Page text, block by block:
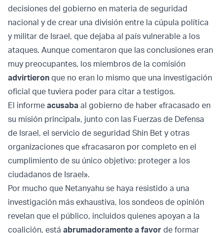
decisiones del gobierno en materia de seguridad
nacional y de crear una división entre la cúpula política
y militar de Israel, que dejaba al país vulnerable a los
ataques. Aunque comentaron que las conclusiones eran
muy preocupantes, los miembros de la comisión
advirtieron que no eran lo mismo que una investigación
oficial que tuviera poder para citar a testigos.
El informe acusaba al gobierno de haber «fracasado en
su misión principal», junto con las Fuerzas de Defensa
de Israel, el servicio de seguridad Shin Bet y otras
organizaciones que «fracasaron por completo en el
cumplimiento de su único objetivo: proteger a los
ciudadanos de Israel».
Por mucho que Netanyahu se haya resistido a una
investigación más exhaustiva, los sondeos de opinión
revelan que el público, incluidos quienes apoyan a la
coalición, está abrumadoramente a favor de formar